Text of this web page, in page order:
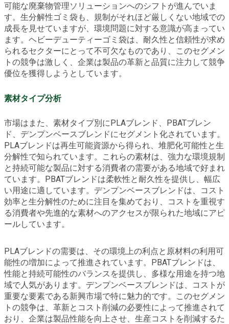
可能な廃棄物管理ソリューションへのシフトが進んでいま
す。生分解性ゴミ袋も、規制がそれほど厳しくない地域での
成長を見せていますが、環境問題に対する意識が高まってい
ます。ヘビーデューティーゴミ袋は、耐久性と信頼性が求め
られるセクターにとって不可欠なものであり、このセグメン
トの競争は激しく、企業は製品の革新と品質に注力して競争
優位を獲得しようとしています。
素材タイプ分析
市場はまた、素材タイプ別にPLAブレンド、PBATブレン
ド、デンプンベースブレンドにセグメント化されています。
PLAブレンドは再生可能資源から得られ、堆肥化可能性と生
分解性で知られています。これらの素材は、強力な環境規制
と持続可能な製品に対する消費者の需要がある地域で好まれ
ています。PBATブレンドは柔軟性と耐久性を提供し、幅広
い用途に適しています。デンプンベースブレンドは、コスト
効率と生分解性のために注目を集めており、コストを重視す
る消費者や先進的な素材へのアクセスが限られた地域にアピ
ールしています。
PLAブレンドの需要は、その環境上の利点と原材料の利用可
能性の増加によって推進されています。PBATブレンドは、
性能と持続可能性のバランスを提供し、多様な用途を持つ地
域で人気があります。デンプンベースブレンドは、コストが
重要な要素である新興市場で特に魅力的です。このセグメン
トの競争は、革新とコスト削減の必要性によって推進されて
おり、企業は製品性能を向上させ、生産コストを削減するた